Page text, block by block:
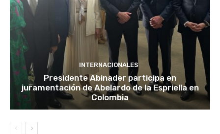
INTERNACIONALES
Presidente Abinader participa en
juramentación de Abelardo de la Espriella en
Colombia